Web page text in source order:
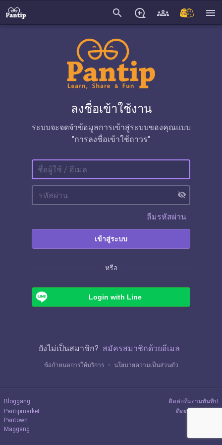
search menu
ลงชื่อเข้าใช้งาน
ระบบจะจดจำข้อมูลการเข้าสู่ระบบของคุณแบบ
"การลงชื่อเข้าใช้ถาวร"
visibility_off
ลืมรหัสผ่าน
เข้าสู่ระบบ
หรือ
Login with Line
ยังไม่เป็นสมาชิก? สมัครสมาชิกด้วยอีเมล
ข้อกำหนดการให้บริการ ・ นโยบายความเป็นส่วนตัว
Bloggang
Pantipmarket
Pantown
Maggang
ติดต่อทีมงานพันทิป
ติดต่อลงโฆษณา